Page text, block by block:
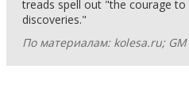
treads spell out "the courage
discoveries."
По материалам: kolesa.ru; GM